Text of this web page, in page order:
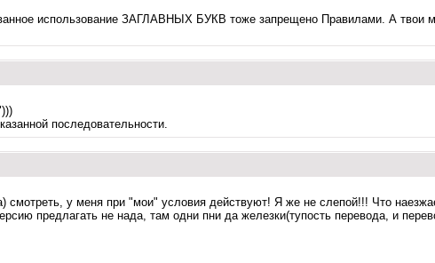
использование ЗАГЛАВНЫХ БУКВ тоже запрещено Правилами. А твои
последовательности.
смотреть, у меня при "мои" условия действуют! Я же не слепой!!! Что
предлагать не нада, там одни пни да железки(тупость перевода, и